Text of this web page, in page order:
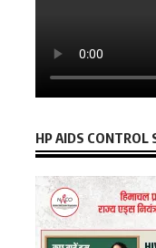
HP AIDS CONTROL